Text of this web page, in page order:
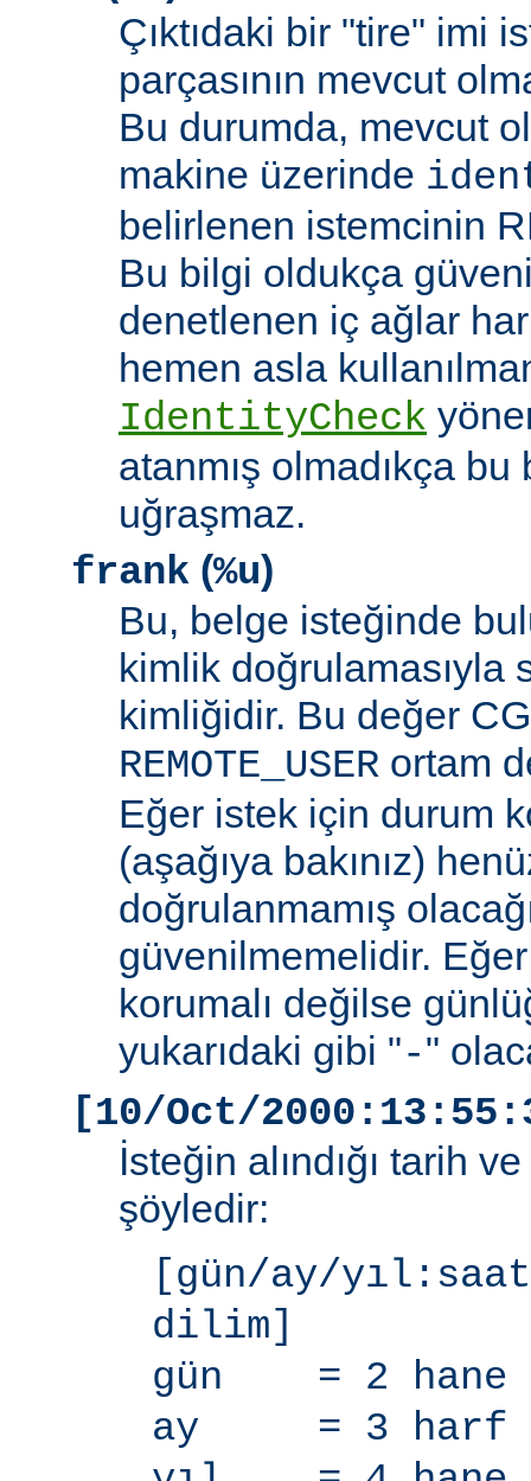
Çıktıdaki bir "tire" imi
parçasının mevcut
Bu durumda, mevcut
makine üzerinde
belirlenen istemcinin
Bu bilgi oldukça
denetlenen iç ağlar
hemen asla
IdentityCheck
atanmış olmadıkça
uğraşmaz.
frank (%u)
Bu, belge isteğinde
kimlik doğrulamasıyla
kimliğidir. Bu değer
REMOTE_USER ortam
Eğer istek için durum
(aşağıya bakınız)
doğrulanmamış
güvenilmemelidir.
korumalı değilse
yukarıdaki gibi "-"
[10/Oct/
İsteğin alındığı tarih
şöyledir:
[gün/ay/
dilim]
gün = 2 hane
ay = 3 harf